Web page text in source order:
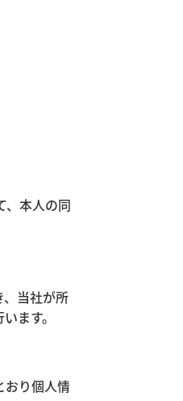
、本人の同
当社が所
ます。
おり個人情